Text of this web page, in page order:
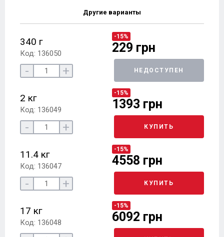
Другие варианты
340 г
Код: 136050
-15%
229 грн
- + НЕДОСТУПЕН
2 кг
Код: 136049
-15%
1393 грн
- + КУПИТЬ
11.4 кг
Код: 136047
-15%
4558 грн
- + КУПИТЬ
17 кг
Код: 136048
-15%
6092 грн